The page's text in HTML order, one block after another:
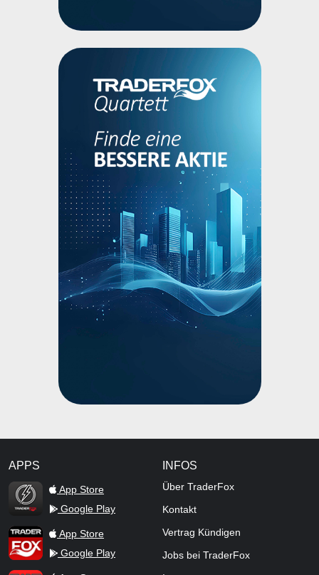
APPS
TraderFox Flash
App Store
Google Play
TraderFox AppApp Store
Google Play
INFOS
Über TraderFox
Kontakt
Vertrag Kündigen
Jobs bei TraderFox